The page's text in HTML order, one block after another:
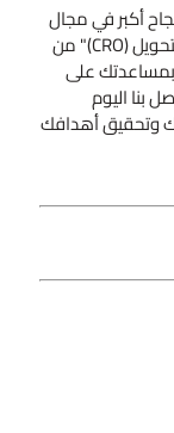
أكبر في مجال
التسويق الرقمي، فإن خدمة "تحسين معدل التحويل (CRO)" من
على
بنا اليوم
وتحقيق أهدافك